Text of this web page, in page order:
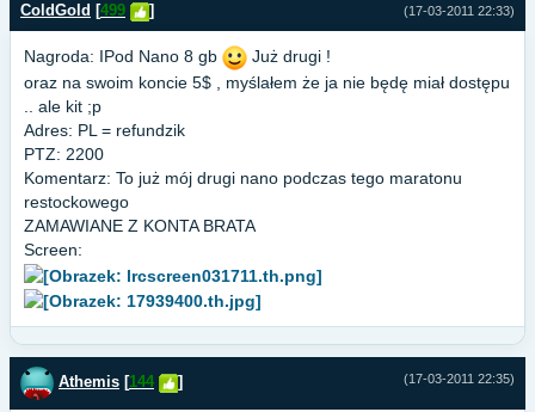
(17-03-2011 22:33)
ColdGold [499 ]
Nagroda: IPod Nano 8 gb
Już drugi !
oraz na swoim koncie 5$ , myślałem że ja nie będę miał dostępu
.. ale kit ;p
Adres: PL = refundzik
PTZ: 2200
Komentarz: To już mój drugi nano podczas tego maratonu
restockowego
ZAMAWIANE Z KONTA BRATA
Screen:
(17-03-2011 22:35)
Athemis [144 ]